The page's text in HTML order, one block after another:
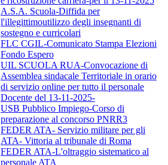
A.S.A. Scuola-Diffida per
l'illegittimoutilizzo degli insegnanti di
sostegno e curricolari
FLC CGIL-Comunicato Stampa Elezioni
Fondo Espero
UIL SCUOLA RUA-Convocazione di
Assemblea sindacale Territoriale in orario
di servizio online per tutto il personale
Docente del 13-11-2025-
USB Pubblico Impiego-Corso di
preparazione al concorso PNRR3
FEDER ATA- Servizio militare per gli
ATA- Vittoria al tribunale di Roma
FEDER ATA-L'oltraggio sistematico al
personale ATA